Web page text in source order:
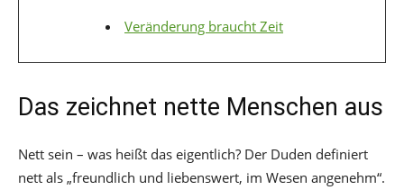
Veränderung braucht Zeit
Das zeichnet nette Menschen aus
Nett sein – was heißt das eigentlich? Der Duden definiert
nett als „freundlich und liebenswert, im Wesen angenehm“.